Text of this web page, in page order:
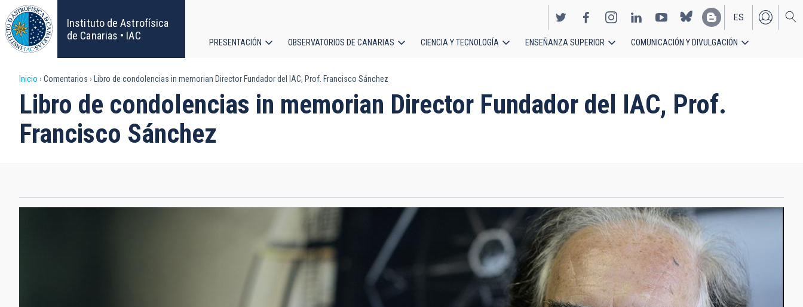
Pasar
al
contenido
principal
Instituto de Astrofísica
de Canarias • IAC
EN
ES
principal
PRESENTACIÓN OBSERVATORIOS DE CANARIAS CIENCIA Y TECNOLOGÍA ENSEÑANZA SUPERIOR COMUNICACIÓN Y DIVULGACIÓN
Sobrescribir
enlaces
de
a
Inicio Comentarios Libro de condolencias in memorian Director Fundador del IAC, Prof. Francisco Sánchez
Libro de condolencias in memorian Director Fundador del IAC, Prof.
Francisco Sánchez